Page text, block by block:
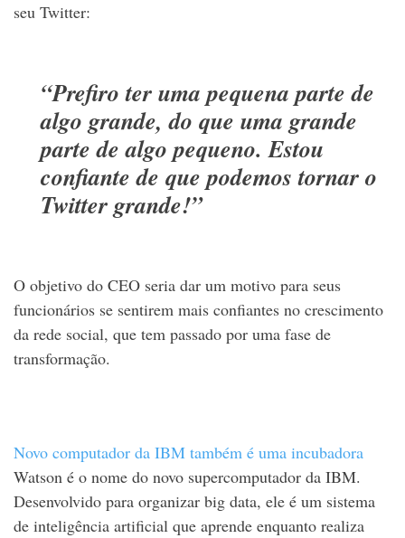
seu Twitter:
“Prefiro ter uma pequena parte de
algo grande, do que uma grande
parte de algo pequeno. Estou
confiante de que podemos tornar o
Twitter grande!”
O objetivo do CEO seria dar um motivo para seus
funcionários se sentirem mais confiantes no crescimento
da rede social, que tem passado por uma fase de
transformação.
Novo computador da IBM também é uma incubadora
Watson é o nome do novo supercomputador da IBM.
Desenvolvido para organizar big data, ele é um sistema
de inteligência artificial que aprende enquanto realiza